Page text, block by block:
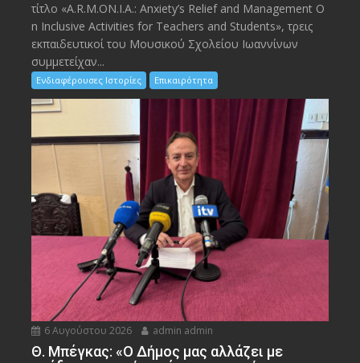
τίτλο «A.R.M.ON.I.A.: Anxiety’s Relief and Management O
n Inclusive Activities for Teachers and Students», τρεις
εκπαιδευτικοί του Μουσικού Σχολείου Ιωαννίνων
συμμετείχαν...
Ενδιαφέρουσες Ιστορίες Επικαιρότητα
6 Αυγούστου 2026 admin admin
Θ. Μπέγκας: «Ο Δήμος μας αλλάζει με